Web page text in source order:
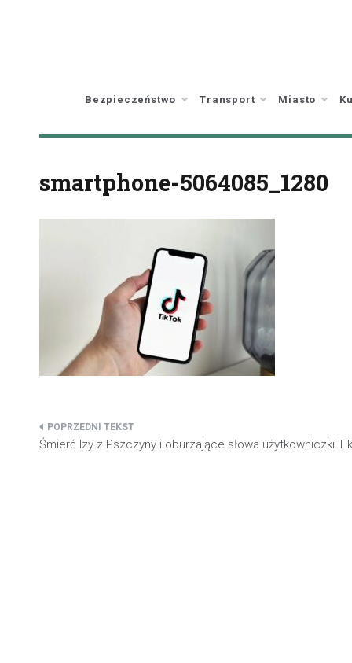
Bezpieczeństwo Transport Miasto
smartphone-5064085_1280
Nawigacja
Śmierć Izy z Pszczyny i oburzające słowa użytkowniczki